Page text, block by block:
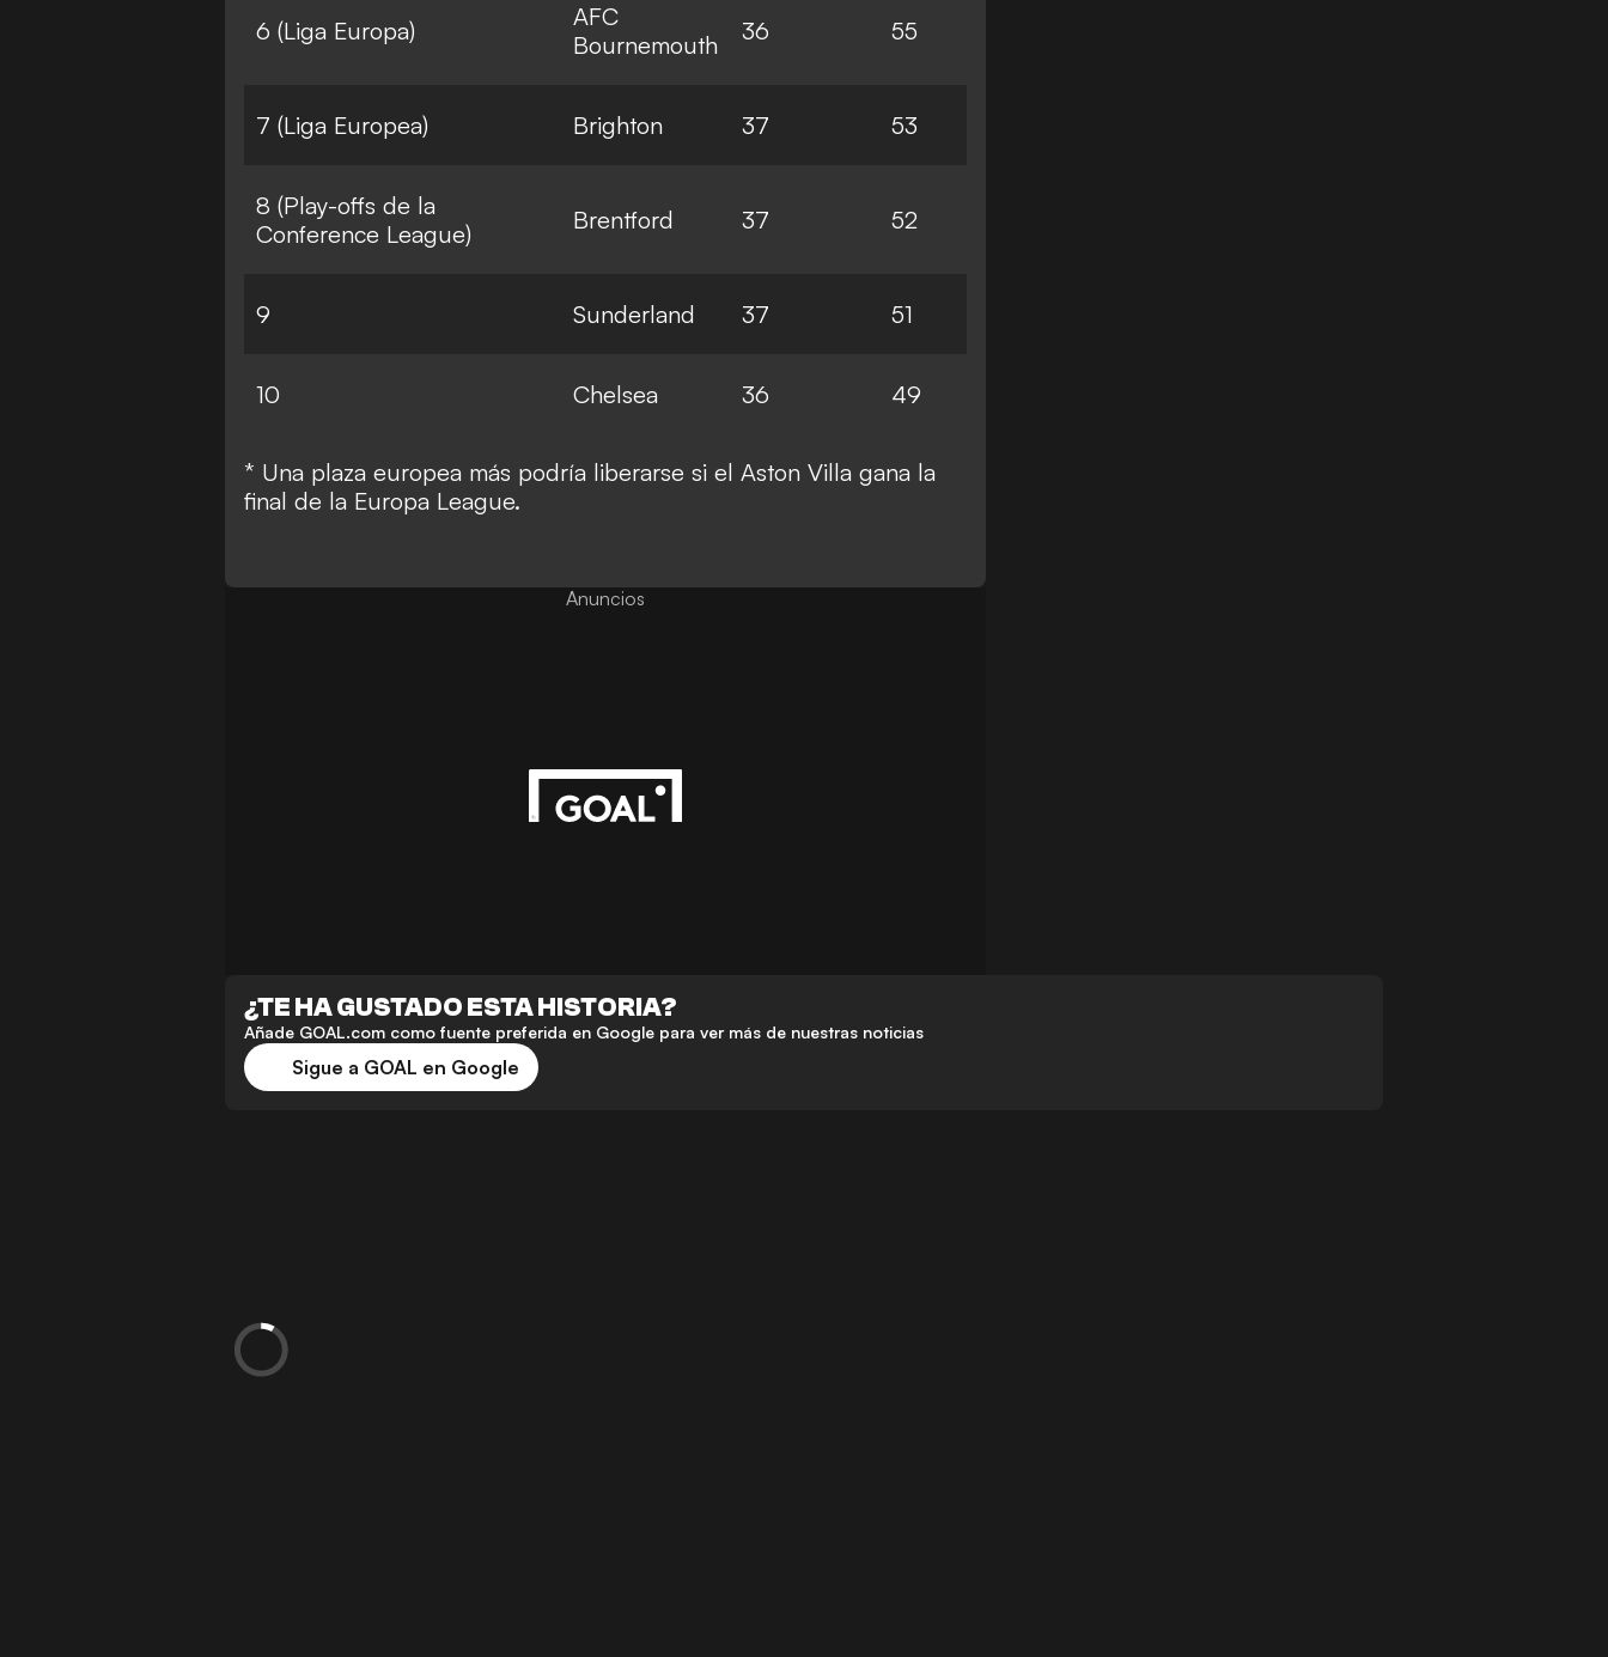
6 (Liga Europa)
AFC
Bournemouth
36 55
7 (Liga Europea) Brighton 37 53
8 (Play-offs de la
Conference League)
Brentford 37 52
9 Sunderland 37 51
10 Chelsea 36 49
* Una plaza europea más podría liberarse si el Aston Villa gana la
final de la Europa League.
Anuncios
¿TE HA GUSTADO ESTA HISTORIA?
Añade GOAL.com como fuente preferida en Google para ver más de nuestras noticias
Sigue a GOAL en Google